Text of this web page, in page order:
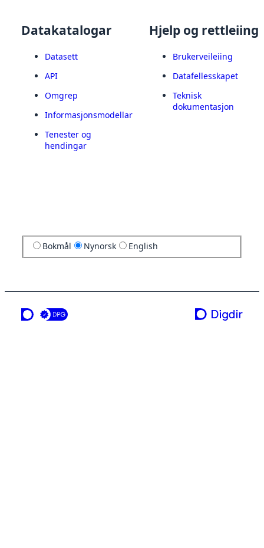
Datakatalogar
Datasett
API
Omgrep
Informasjonsmodellar
Tenester og
hendingar
Hjelp og rettleiing
Brukerveileiing
Datafellesskapet
Teknisk
dokumentasjon
Bokmål Nynorsk English